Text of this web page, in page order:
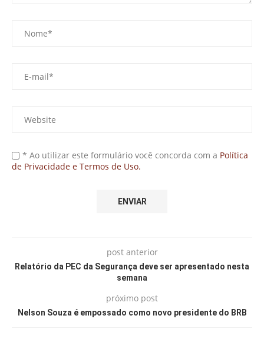
* Ao utilizar este formulário você concorda com a Política
de Privacidade e Termos de Uso.
post anterior
Relatório da PEC da Segurança deve ser apresentado nesta
semana
próximo post
Nelson Souza é empossado como novo presidente do BRB